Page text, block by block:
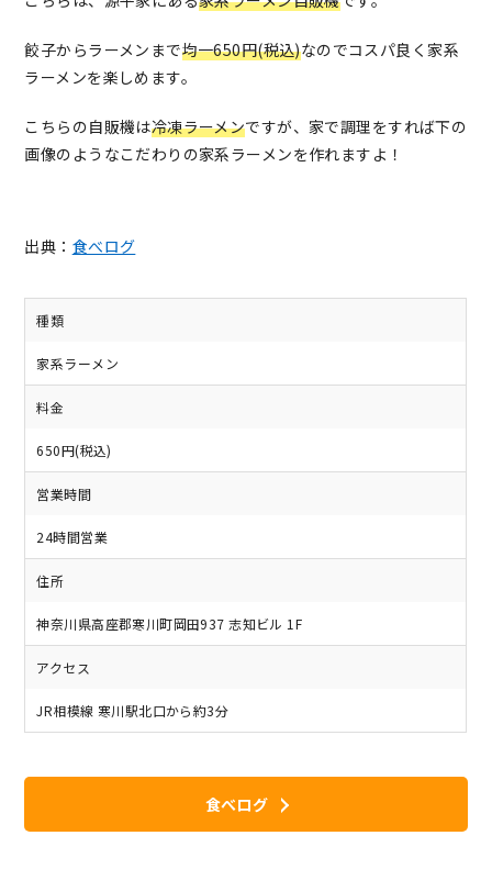
餃子からラーメンまで均一650円(税込)なのでコスパ良く家系
ラーメンを楽しめます。
こちらの自販機は冷凍ラーメンですが、家で調理をすれば下の
画像のようなこだわりの家系ラーメンを作れますよ！
出典： 食べログ
種類
家系ラーメン
料金
650円(税込)
営業時間
24時間営業
住所
神奈川県高座郡寒川町岡田937 志知ビル 1F
アクセス
JR相模線 寒川駅北口から約3分
食べログ